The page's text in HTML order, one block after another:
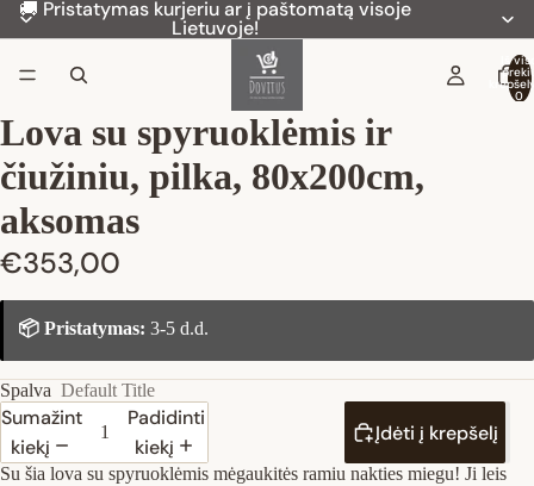
🚚 Pristatymas kurjeriu ar į paštomatą visoje
Lietuvoje!
Iš
0
Lova su spyruoklėmis ir
čiužiniu, pilka, 80x200cm,
aksomas
€353,00
📦 Pristatymas: 3-5 d.d.
Spalva Default Title
Sumažinti
kiekį
Padidinti
kiekį
Įdėti į krepšelį
Su šia lova su spyruoklėmis mėgaukitės ramiu nakties miegu! Ji leis